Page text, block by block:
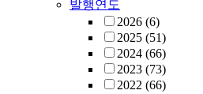
발행연도
2026 (6)
2025 (51)
2024 (66)
2023 (73)
2022 (66)